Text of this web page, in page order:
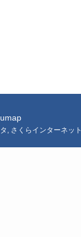
, さくらインターネット